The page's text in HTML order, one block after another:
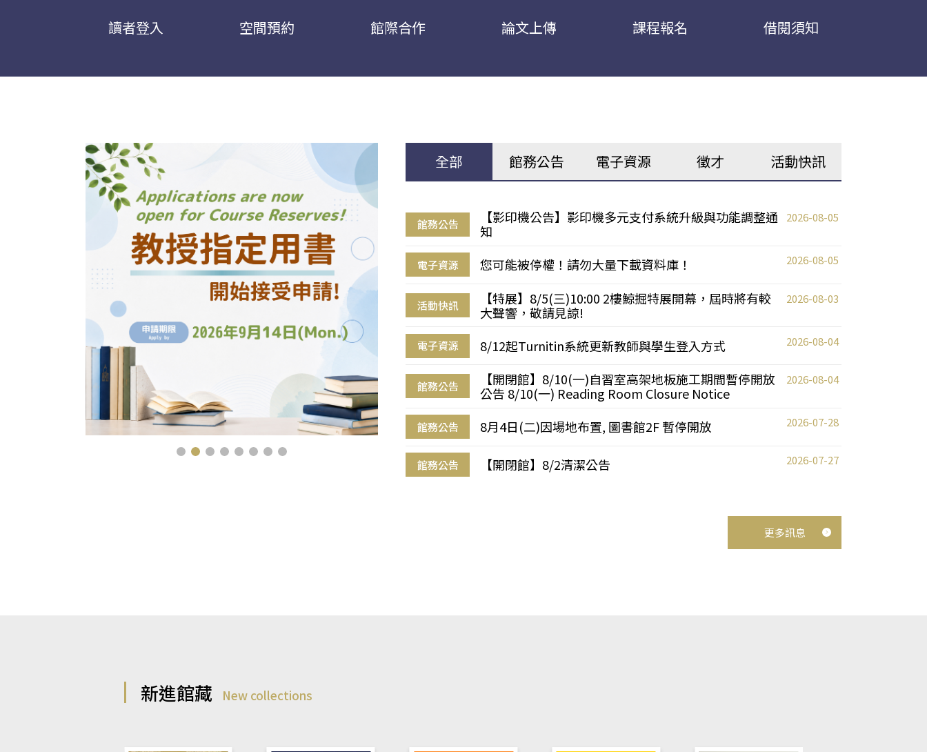
讀者登入 空間預約 館際合作 論文上傳 課程報名 借閱須知
全部 館務公告 電子資源 徵才 活動快訊
館務公告
【影印機公告】影印機多元支付系統升級與功能調整通
知
2026-08-05
電子資源 您可能被停權！請勿大量下載資料庫！ 2026-08-05
活動快訊
【特展】8/5(三)10:00 2樓鯨掘特展開幕，屆時將有較
大聲響，敬請見諒!
2026-08-03
電子資源 8/12起Turnitin系統更新教師與學生登入方式 2026-08-04
館務公告
【開閉館】8/10(一)自習室高架地板施工期間暫停開放
公告 8/10(一) Reading Room Closure Notice
2026-08-04
館務公告 8月4日(二)因場地布置, 圖書館2F 暫停開放 2026-07-28
館務公告 【開閉館】8/2清潔公告 2026-07-27
更多訊息
新進館藏 New collections